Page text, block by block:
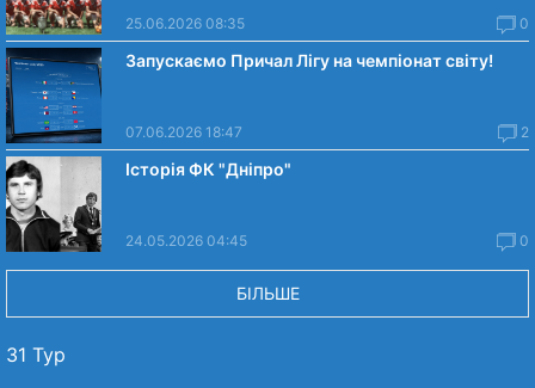
25.06.2026 08:35 0
Запускаємо Причал Лігу на чемпіонат світу!
07.06.2026 18:47 2
Історія ФК "Дніпро"
24.05.2026 04:45 0
БІЛЬШЕ
31 Тур